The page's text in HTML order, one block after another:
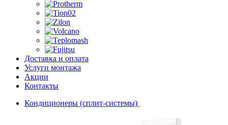
Доставка и оплата
Услуги монтажа
Акции
Контакты
Кондиционеры (сплит-системы)